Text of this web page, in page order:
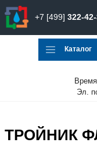
+7 [499] 322-
Каталог
Эл.
ТРОЙНИК